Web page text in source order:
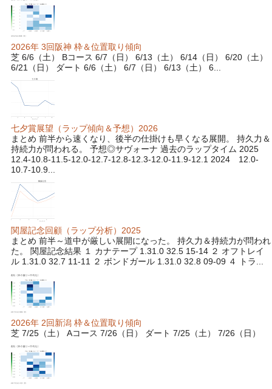
2026年 3回阪神 枠＆位置取り傾向
芝 6/6（土） Bコース 6/7（日） 6/13（土） 6/14（日） 6/20（土）
6/21（日） ダート 6/6（土） 6/7（日） 6/13（土） 6...
七夕賞展望（ラップ傾向＆予想）2026
まとめ 前半から速くなり、後半の仕掛けも早くなる展開。 持久力＆
持続力が問われる。 予想◎サヴォーナ 過去のラップタイム 2025
12.4-10.8-11.5-12.0-12.7-12.8-12.3-12.0-11.9-12.1 2024 12.0-
10.7-10.9...
関屋記念回顧（ラップ分析）2025
まとめ 前半～道中が厳しい展開になった。 持久力＆持続力が問われ
た。 関屋記念結果 １ カナテープ 1.31.0 32.5 15-14 ２ オフトレイ
ル 1.31.0 32.7 11-11 ２ ボンドガール 1.31.0 32.8 09-09 ４ トラ...
2026年 2回新潟 枠＆位置取り傾向
芝 7/25（土） Aコース 7/26（日） ダート 7/25（土） 7/26（日）